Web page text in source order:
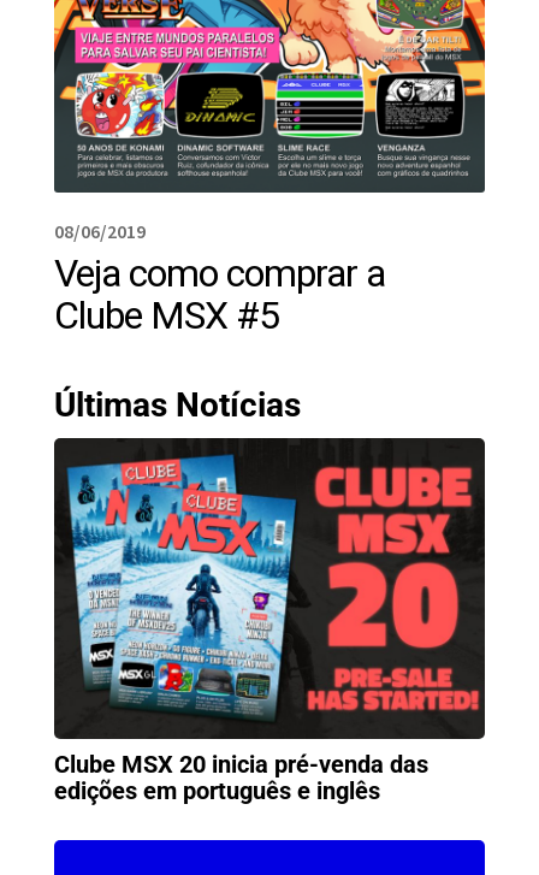
08/06/2019
Veja como comprar a
Clube MSX #5
Últimas Notícias
Clube MSX 20 inicia pré-venda das
edições em português e inglês